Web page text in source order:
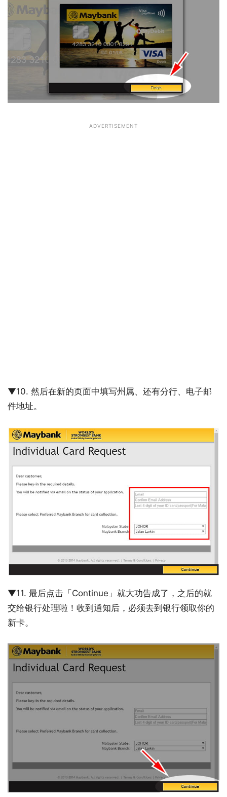
ADVERTISEMENT
▼10. 然后在新的页面中填写州属、还有分行、电子邮
件地址。
▼11. 最后点击「Continue」就大功告成了，之后的就
交给银行处理啦！收到通知后，必须去到银行领取你的
新卡。